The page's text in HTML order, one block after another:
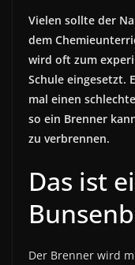
Vielen sollte der
dem
wird oft zum
Schule eingesetzt.
mal einen
so ein Brenner
zu verbrennen.
Das ist
Der Brenner wird